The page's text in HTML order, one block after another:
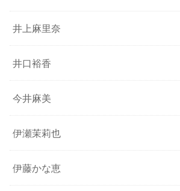
井上麻里奈
井口裕香
今井麻美
伊瀬茉莉也
伊藤かな恵